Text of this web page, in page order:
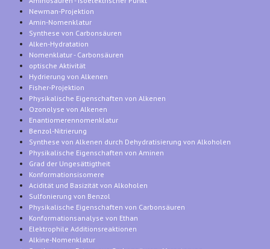
Newman-Projektion
Amin-Nomenklatur
Synthese von Carbonsäuren
Alken-Hydratation
Nomenklatur - Carbonsäuren
optische Aktivität
Hydrierung von Alkenen
Fisher-Projektion
Physikalische Eigenschaften von Alkenen
Ozonolyse von Alkenen
Enantiomerennomenklatur
Benzol-Nitrierung
Synthese von Alkenen durch Dehydratisierung von Alkoholen
Physikalische Eigenschaften von Aminen
Grad der Ungesättigtheit
Konformationsisomere
Acidität und Basizität von Alkoholen
Sulfonierung von Benzol
Physikalische Eigenschaften von Carbonsäuren
Konformationsanalyse von Ethan
Elektrophile Additionsreaktionen
Alkine-Nomenklatur